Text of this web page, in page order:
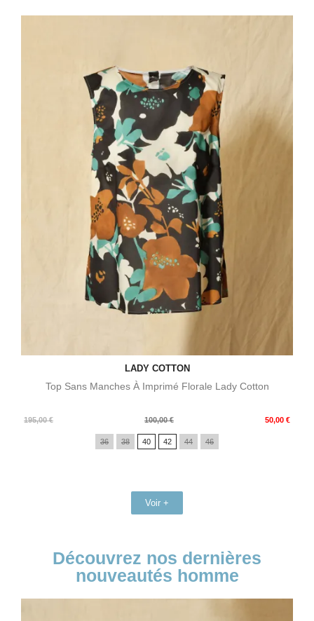
LADY COTTON
Top Sans Manches À Imprimé Florale Lady Cotton
195,00 €
Prix
100,00 € 50,00 €
Prix
36 38 40 42 44 46
Voir +
Découvrez nos dernières
nouveautés homme